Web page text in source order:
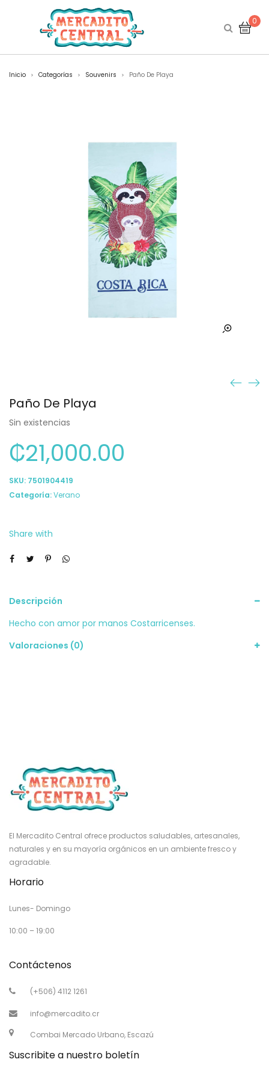
0
Inicio > Categorías > Souvenirs > Paño De Playa
Paño De Playa
Sin existencias
₡21,000.00
SKU: 7501904419
Categoría:Verano
Share with
Descripción
Hecho con amor por manos Costarricenses.
Valoraciones (0)
El Mercadito Central ofrece productos saludables, artesanales,
naturales y en su mayoría orgánicos en un ambiente fresco y
agradable.
Horario
Lunes- Domingo
10:00 – 19:00
Contáctenos
(+506) 4112 1261
info@mercadito.cr
Combai Mercado Urbano, Escazú
Suscribite a nuestro boletín